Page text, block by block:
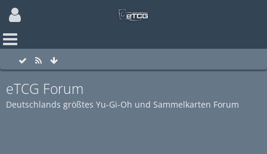
eTCG Forum
Deutschlands größtes Yu-Gi-Oh und Sammelkarten Forum